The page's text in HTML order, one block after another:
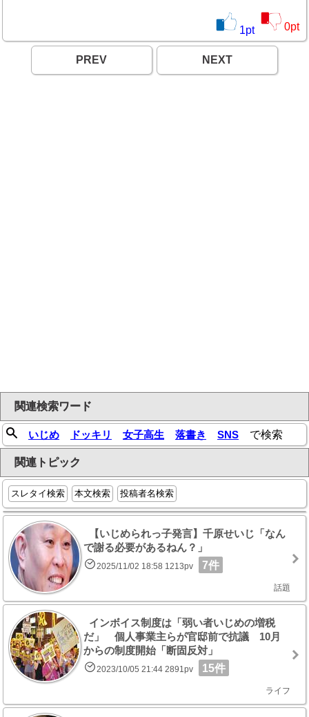
1pt 0pt
PREV NEXT
関連検索ワード
いじめ ドッキリ 女子高生 落書き SNS で検索
関連トピック
スレタイ検索 本文検索 投稿者名検索
【いじめられっ子発言】千原せいじ「なん
で謝る必要があるねん？」
2025/11/02 18:58 1213pv 7件
話題
インボイス制度は「弱い者いじめの増税
だ」 個人事業主らが官邸前で抗議 10月
からの制度開始「断固反対」
2023/10/05 21:44 2891pv 15件
ライフ